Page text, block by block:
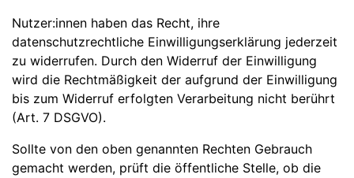
Nutzer:innen haben das Recht, ihre
datenschutzrechtliche Einwilligungserklärung jederzeit
zu widerrufen. Durch den Widerruf der Einwilligung
wird die Rechtmäßigkeit der aufgrund der Einwilligung
bis zum Widerruf erfolgten Verarbeitung nicht berührt
(Art. 7 DSGVO).
Sollte von den oben genannten Rechten Gebrauch
gemacht werden, prüft die öffentliche Stelle, ob die